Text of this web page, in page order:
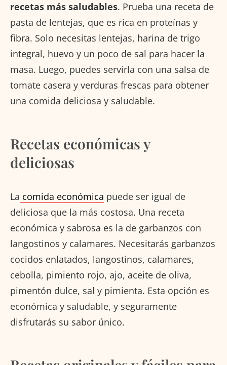
recetas más saludables. Prueba una receta de
pasta de lentejas, que es rica en proteínas y
fibra. Solo necesitas lentejas, harina de trigo
integral, huevo y un poco de sal para hacer la
masa. Luego, puedes servirla con una salsa de
tomate casera y verduras frescas para obtener
una comida deliciosa y saludable.
Recetas económicas y
deliciosas
La comida económica puede ser igual de
deliciosa que la más costosa. Una receta
económica y sabrosa es la de garbanzos con
langostinos y calamares. Necesitarás garbanzos
cocidos enlatados, langostinos, calamares,
cebolla, pimiento rojo, ajo, aceite de oliva,
pimentón dulce, sal y pimienta. Esta opción es
económica y saludable, y seguramente
disfrutarás su sabor único.